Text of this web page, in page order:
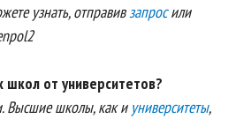
узнать, отправивзапросили
школ от университетов?
Высшие школы, как и университеты,